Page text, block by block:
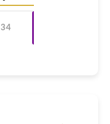
34 רשומות